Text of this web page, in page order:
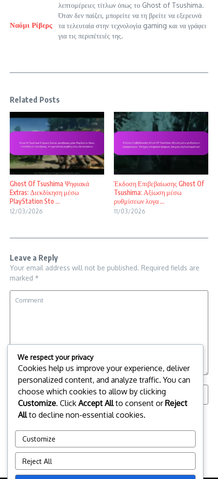
Ναόμι Ρίβερς
λεπτομέρειες τίτλων όπως το Ghost of Tsushima.
Όταν δεν παίζει, μπορείτε να τη βρείτε να εξερευνά
τα τελευταία στην τεχνολογία gaming και να γράφει
για τις περιπέτειές της.
Related Posts
Ghost Of Tsushima Ψηφιακά
Extras: Διεκδίκηση μέσω
PlayStation Sto ...
12/03/2026
Έκδοση Επιβεβαίωσης Ghost Of
Tsushima: Αξίωση μέσω
ρυθμίσεων λογα ...
11/03/2026
Leave a Reply
Your email address will not be published. Required fields are
marked *
Save my name, email, and website in this browser for the
We respect your privacy
Cookies help us improve your experience, deliver
personalized content, and analyze traffic. You can
choose which cookies to allow by clicking
Customize. Click Accept Allto consent orReject
Allto decline non-essential cookies.
Customize
Reject All